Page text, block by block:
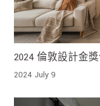
2024 倫敦設計金
用下呈現出的溫暖
2024 July 9